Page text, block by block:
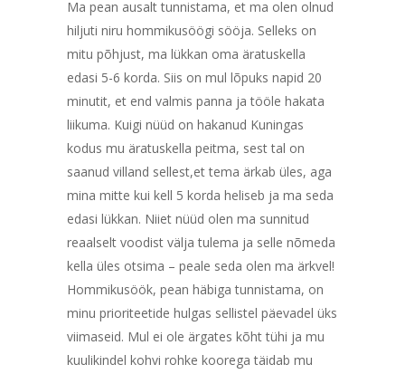
Ma pean ausalt tunnistama, et ma olen olnud
hiljuti niru hommikusöögi sööja. Selleks on
mitu põhjust, ma lükkan oma äratuskella
edasi 5-6 korda. Siis on mul lõpuks napid 20
minutit, et end valmis panna ja tööle hakata
liikuma. Kuigi nüüd on hakanud Kuningas
kodus mu äratuskella peitma, sest tal on
saanud villand sellest,et tema ärkab üles, aga
mina mitte kui kell 5 korda heliseb ja ma seda
edasi lükkan. Niiet nüüd olen ma sunnitud
reaalselt voodist välja tulema ja selle nõmeda
kella üles otsima – peale seda olen ma ärkvel!
Hommikusöök, pean häbiga tunnistama, on
minu prioriteetide hulgas sellistel päevadel üks
viimaseid. Mul ei ole ärgates kõht tühi ja mu
kuulikindel kohvi rohke koorega täidab mu